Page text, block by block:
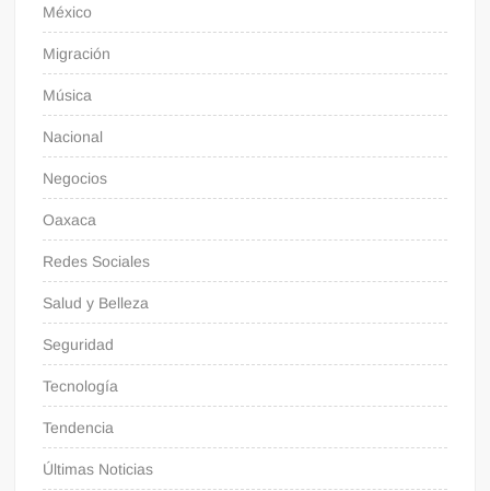
México
Migración
Música
Nacional
Negocios
Oaxaca
Redes Sociales
Salud y Belleza
Seguridad
Tecnología
Tendencia
Últimas Noticias